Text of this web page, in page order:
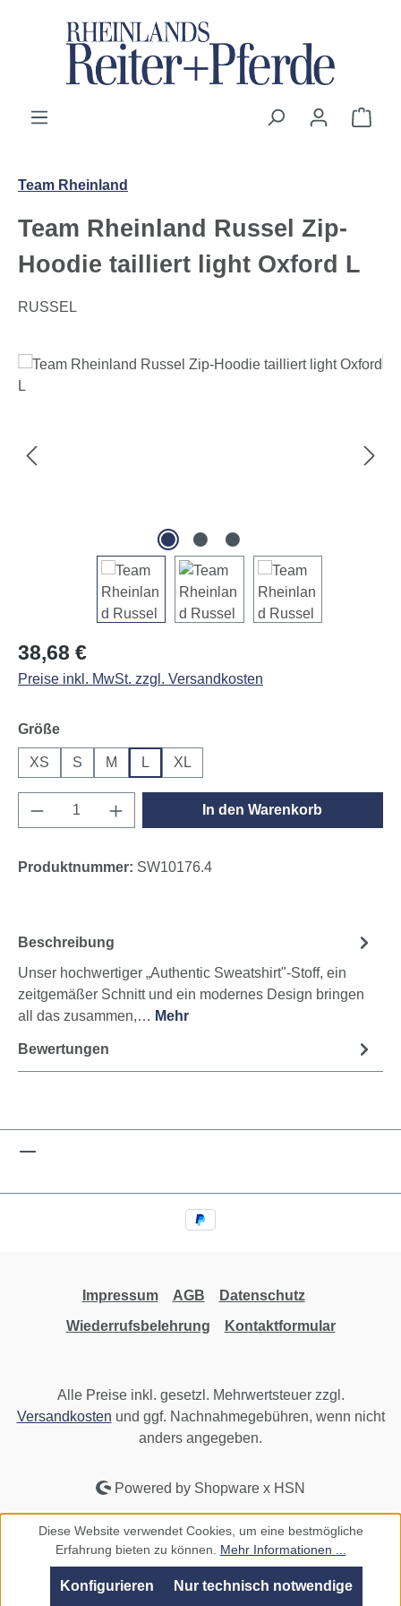
Zum Hauptinhalt springen
Team Rheinland
Team Rheinland Russel Zip-
Hoodie tailliert light Oxford L
RUSSEL
Bildergalerie überspringen
Regulärer Preis:
38,68 €
Preise inkl. MwSt. zzgl. Versandkosten
Größeauswählen
XS S M L XL
Produkt Anzahl: Gib den gewünschten
In den Warenkorb
Produktnummer: SW10176.4
Beschreibung
Unser hochwertiger „Authentic Sweatshirt"-Stoff, ein
zeitgemäßer Schnitt und ein modernes Design bringen
all das zusammen,… Mehr
Bewertungen
Impressum AGB
Datenschutz
Wiederrufsbelehrung
Kontaktformular
Alle Preise inkl. gesetzl. Mehrwertsteuer zzgl.
Versandkosten und ggf. Nachnahmegebühren, wenn nicht
anders angegeben.
Powered by Shopware x HSN
Diese Website verwendet Cookies, um eine bestmögliche
Erfahrung bieten zu können. Mehr Informationen ...
Nur technisch notwendige
Konfigurieren